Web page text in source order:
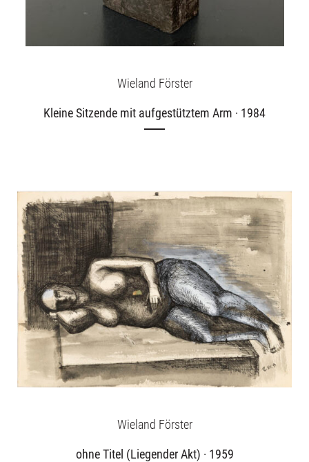
Unsere Angebote
Aktuelles
Über uns
Publikationen
Wieland Förster
Kleine Sitzende mit aufgestütztem Arm · 1984
Wieland Förster
ohne Titel (Liegender Akt) · 1959